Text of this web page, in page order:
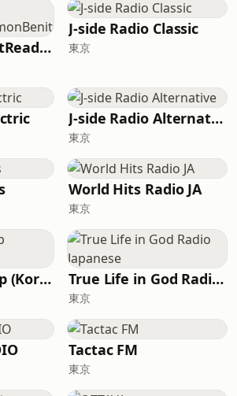
J-side Radio GetReadyWhitRamonBenitez
J-side Radio Classic
東京
J-side Radio Alternative
東京
World Hits Radio JA
東京
World Hits Kpop (Korean Pop) True Life in God Radio Japanese
東京
Tactac FM
東京